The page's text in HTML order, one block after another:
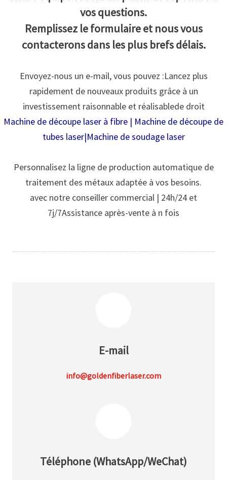
vos questions.
Remplissez le formulaire et nous vous
contacterons dans les plus brefs délais.
Envoyez-nous un e-mail, vous pouvez :Lancez plus
rapidement de nouveaux produits grâce à un
investissement raisonnable et réalisablede droit
Machine de découpe laser à fibre | Machine de découpe de
tubes laser|Machine de soudage laser
Personnalisez la ligne de production automatique de
traitement des métaux adaptée à vos besoins.
avec notre conseiller commercial | 24h/24 et
7j/7Assistance après-vente à n fois
E-mail
info@goldenfiberlaser.com
Téléphone (WhatsApp/WeChat)